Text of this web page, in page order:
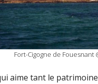
Fort-Cigogne de Fouesnant
aime tant le